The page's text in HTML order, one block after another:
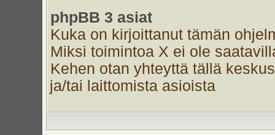
phpBB 3 asiat
Kuka on kirjoittanut tämän
Miksi toimintoa X ei ole
Kehen otan yhteyttä tällä
ja/tai laittomista asioista